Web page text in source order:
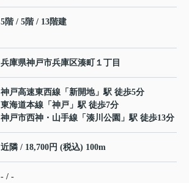
5階 / 5階 / 13階建
兵庫県神戸市兵庫区湊町 １丁目
神戸高速東西線 「 新開地」駅 徒歩5分
東海道本線 「 神戸 」駅 徒歩7分
神戸市西神・山手線 「 湊川公園 」駅 徒歩13分
近隣 / 18,700円 (税込) 100m
- / -